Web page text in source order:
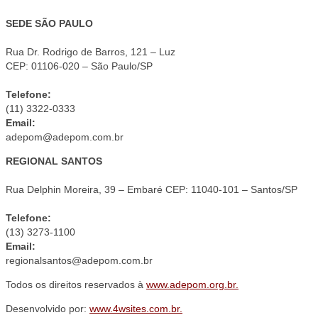
SEDE SÃO PAULO
Rua Dr. Rodrigo de Barros, 121 – Luz
CEP: 01106-020 – São Paulo/SP
Telefone:
(11) 3322-0333
Email:
adepom@adepom.com.br
REGIONAL SANTOS
Rua Delphin Moreira, 39 – Embaré CEP: 11040-101 – Santos/SP
Telefone:
(13) 3273-1100
Email:
regionalsantos@adepom.com.br
Todos os direitos reservados à www.adepom.org.br.
Desenvolvido por: www.4wsites.com.br.